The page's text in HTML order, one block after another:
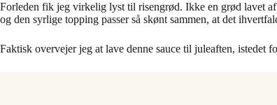
Forleden fik jeg virkelig lyst til risengrød. Ikke en grød lavet
og den syrlige topping passer så skønt sammen, at det
Faktisk overvejer jeg at lave denne sauce til juleaften, istedet